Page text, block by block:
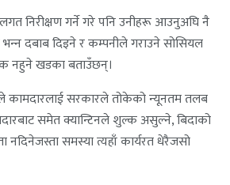
निरीक्षण गर्ने गरे पनि उनीहरू आउनुअघि नै
भन्‍न दबाब दिइने र कम्पनीले गराउने सोसियल
नहुने खडका बताउँछन्।
कामदारलाई सरकारले तोकेको न्यूनतम तलब
समेत क्यान्टिनले शुल्क असुल्ने, बिदाको
नदिनेजस्ता समस्या त्यहाँ कार्यरत धेरैजसो